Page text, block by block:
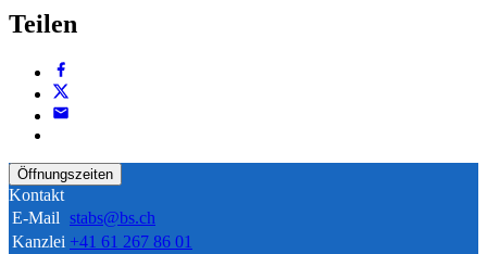
Teilen
Öffnungszeiten
Kontakt
E-Mail stabs@bs.ch
Kanzlei +41 61 267 86 01